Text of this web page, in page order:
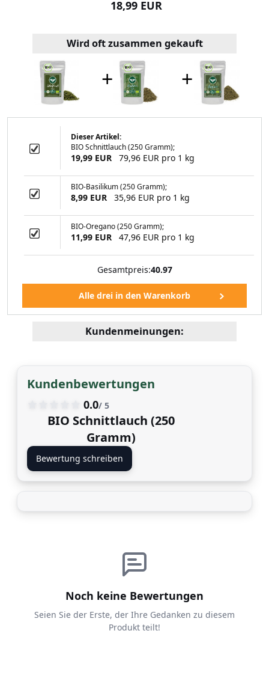
18,99 EUR
Pfeffer (500
EUR
Wird oft zusammen gekauft
+ +
Dieser Artikel:
BIO Schnittlauch (250 Gramm);
19,99 EUR 79,96 EUR pro 1 kg
BIO-Basilikum (250 Gramm);
8,99 EUR 35,96 EUR pro 1 kg
BIO-Oregano (250 Gramm);
11,99 EUR 47,96 EUR pro 1 kg
Gesamtpreis:40.97
Kundenmeinungen:
Kundenbewertungen
0.0/ 5
BIO Schnittlauch (250
Gramm)
Bewertung schreiben
Noch keine Bewertungen
Seien Sie der Erste, der Ihre Gedanken zu diesem
Produkt teilt!